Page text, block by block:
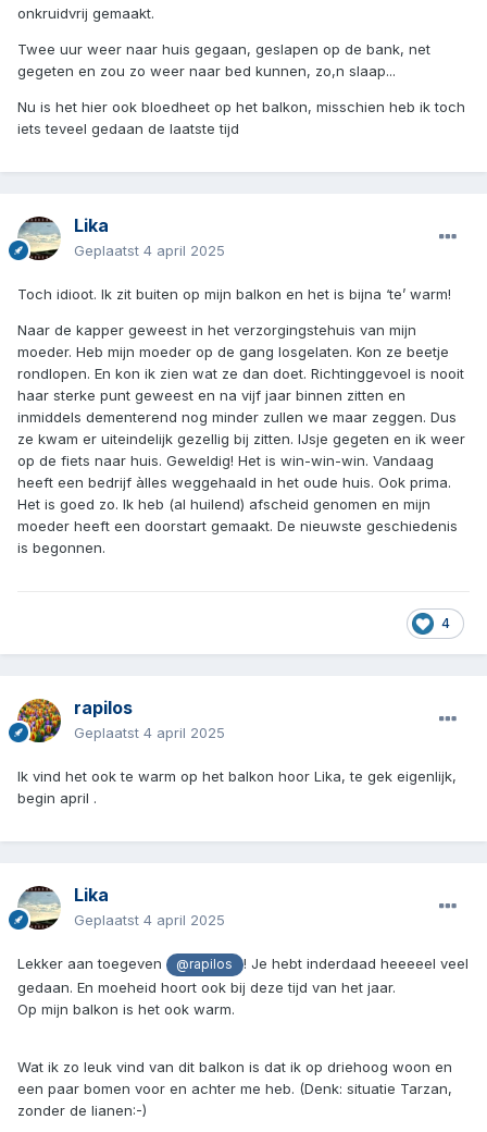
onkruidvrij gemaakt.
Twee uur weer naar huis gegaan, geslapen op de bank, net
gegeten en zou zo weer naar bed kunnen, zo,n slaap...
Nu is het hier ook bloedheet op het balkon, misschien heb ik toch
iets teveel gedaan de laatste tijd
Lika
Geplaatst 4 april 2025
Toch idioot. Ik zit buiten op mijn balkon en het is bijna ‘te’ warm!
Naar de kapper geweest in het verzorgingstehuis van mijn
moeder. Heb mijn moeder op de gang losgelaten. Kon ze beetje
rondlopen. En kon ik zien wat ze dan doet. Richtinggevoel is nooit
haar sterke punt geweest en na vijf jaar binnen zitten en
inmiddels dementerend nog minder zullen we maar zeggen. Dus
ze kwam er uiteindelijk gezellig bij zitten. IJsje gegeten en ik weer
op de fiets naar huis. Geweldig! Het is win-win-win. Vandaag
heeft een bedrijf àlles weggehaald in het oude huis. Ook prima.
Het is goed zo. Ik heb (al huilend) afscheid genomen en mijn
moeder heeft een doorstart gemaakt. De nieuwste geschiedenis
is begonnen.
4
rapilos
Geplaatst 4 april 2025
Ik vind het ook te warm op het balkon hoor Lika, te gek eigenlijk,
begin april .
Lika
Geplaatst 4 april 2025
Lekker aan toegeven @rapilos
! Je hebt inderdaad heeeeel veel
gedaan. En moeheid hoort ook bij deze tijd van het jaar.
Op mijn balkon is het ook warm.
Wat ik zo leuk vind van dit balkon is dat ik op driehoog woon en
een paar bomen voor en achter me heb. (Denk: situatie Tarzan,
zonder de lianen:-)